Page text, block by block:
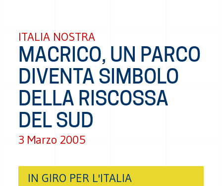
ITALIA NOSTRA
MACRICO, UN PARCO
DIVENTA SIMBOLO
DELLA RISCOSSA
DEL SUD
3 Marzo 2005
IN GIRO PER L'ITALIA